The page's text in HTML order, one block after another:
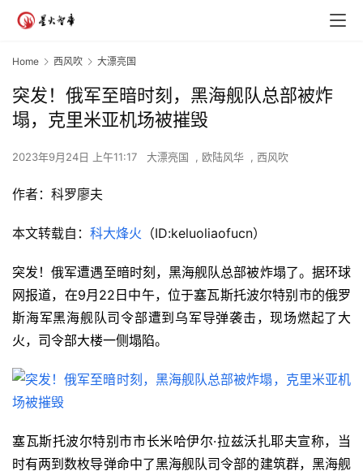
Home 西风吹 大漂亮国
突发！俄军至暗时刻，黑海舰队总部被炸
塌，克里米亚机场被摧毁
2023年9月24日 上午11:17 大漂亮国 , 欧陆风华 , 西风吹
作者： 科罗廖夫
本文转载自： 科大烽火 （ID:keluoliaofucn）
突发！俄军遭遇至暗时刻，黑海舰队总部被炸塌了。据环球
网报道，在9月22日中午，位于塞瓦斯托波尔特别市的俄罗
斯海军黑海舰队司令部遭到乌军导弹袭击，现场燃起了大
火，司令部大楼一侧塌陷。
塞瓦斯托波尔特别市市长米哈伊尔·拉兹沃扎耶夫宣称，当
时有两到数枚导弹命中了黑海舰队司令部的建筑群，黑海舰